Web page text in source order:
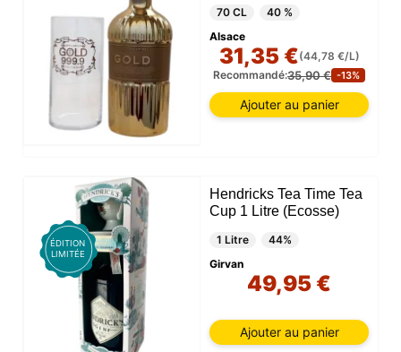
70 CL
40 %
Alsace
31,35 €(44,78 €/L)
Recommandé:35,90 € -13%
Ajouter au panier
ÉDITION
LIMITÉE
Hendricks Tea Time Tea
Cup 1 Litre (Ecosse)
1 Litre
44%
Girvan
49,95 €
Ajouter au panier